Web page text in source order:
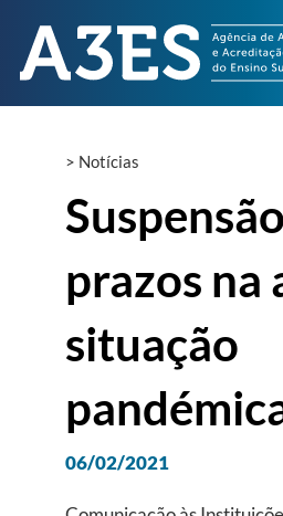
> Notícias
prazos na
situação
06/02/2021